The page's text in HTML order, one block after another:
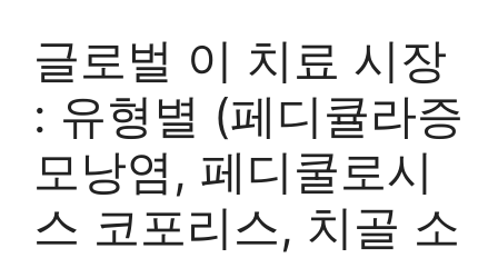
글로벌 이 치료 시장
: 유형별 (페디큘라증
모낭염, 페디쿨로시
스 코포리스, 치골 소